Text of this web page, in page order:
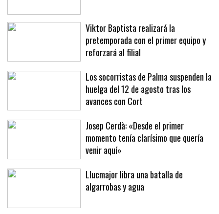
Viktor Baptista realizará la
pretemporada con el primer equipo y
reforzará al filial
Los socorristas de Palma suspenden la
huelga del 12 de agosto tras los
avances con Cort
Josep Cerdà: «Desde el primer
momento tenía clarísimo que quería
venir aquí»
Llucmajor libra una batalla de
algarrobas y agua